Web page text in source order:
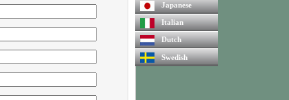
Japanese
Italian
Dutch
Swedish